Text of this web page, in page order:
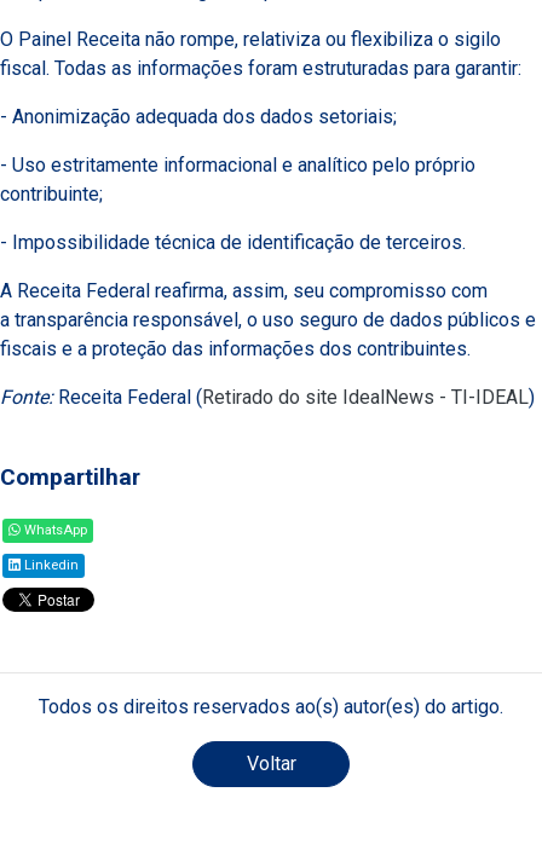
O Painel Receita não rompe, relativiza ou flexibiliza o sigilo
fiscal. Todas as informações foram estruturadas para garantir:
- Anonimização adequada dos dados setoriais;
- Uso estritamente informacional e analítico pelo próprio
contribuinte;
- Impossibilidade técnica de identificação de terceiros.
A Receita Federal reafirma, assim, seu compromisso com
a transparência responsável, o uso seguro de dados públicos e
fiscais e a proteção das informações dos contribuintes.
Fonte:Receita Federal (Retirado do site IdealNews - TI-IDEAL)
Compartilhar
WhatsApp
Linkedin
Todos os direitos reservados ao(s) autor(es) do artigo.
Voltar